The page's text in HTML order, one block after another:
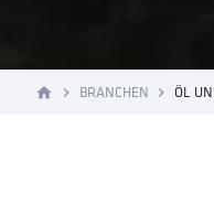
home navigate_next BRANCHEN navigate_next ÖL